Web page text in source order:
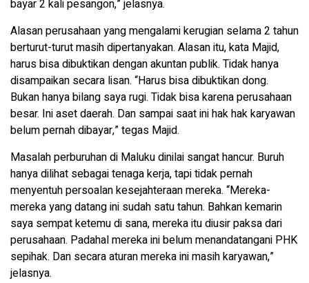
bayar 2 kali pesangon,” jelasnya.
Alasan perusahaan yang mengalami kerugian selama 2 tahun
berturut-turut masih dipertanyakan. Alasan itu, kata Majid,
harus bisa dibuktikan dengan akuntan publik. Tidak hanya
disampaikan secara lisan. “Harus bisa dibuktikan dong.
Bukan hanya bilang saya rugi. Tidak bisa karena perusahaan
besar. Ini aset daerah. Dan sampai saat ini hak hak karyawan
belum pernah dibayar,” tegas Majid.
Masalah perburuhan di Maluku dinilai sangat hancur. Buruh
hanya dilihat sebagai tenaga kerja, tapi tidak pernah
menyentuh persoalan kesejahteraan mereka. “Mereka-
mereka yang datang ini sudah satu tahun. Bahkan kemarin
saya sempat ketemu di sana, mereka itu diusir paksa dari
perusahaan. Padahal mereka ini belum menandatangani PHK
sepihak. Dan secara aturan mereka ini masih karyawan,”
jelasnya.